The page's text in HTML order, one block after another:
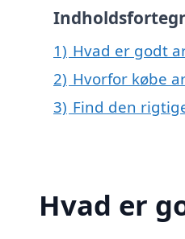
1) Hvad er godt
2) Hvorfor købe
3) Find den
Hvad er